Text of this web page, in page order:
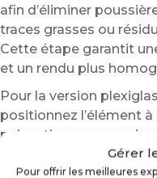
Gérer
Pour offrir les meilleures
afin d’éliminer
traces grasses ou
Cette étape garantit
et un rendu plus
Pour la version
positionnez l’élément
puis retirez
Une légère pression
d’obtenir une finition